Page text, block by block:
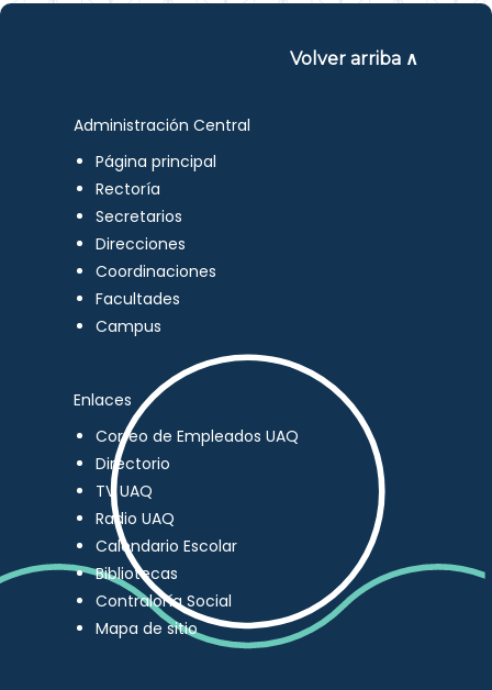
Volver arriba ∧
Administración Central
Página principal
Rectoría
Secretarios
Direcciones
Coordinaciones
Facultades
Campus
Enlaces
Correo de Empleados UAQ
Directorio
TV UAQ
Radio UAQ
Calendario Escolar
Bibliotecas
Contraloría Social
Mapa de sitio